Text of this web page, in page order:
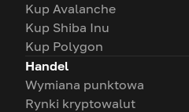
Kup Avalanche
Kup Shiba Inu
Kup Polygon
Handel
Wymiana punktowa
Rynki kryptowalut